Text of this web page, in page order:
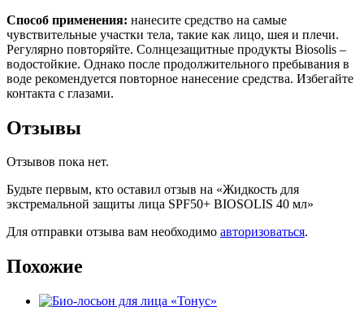
Способ применения: нанесите средство на самые
чувствительные участки тела, такие как лицо, шея и плечи.
Регулярно повторяйте. Солнцезащитные продукты Biosolis –
водостойкие. Однако после продолжительного пребывания в
воде рекомендуется повторное нанесение средства. Избегайте
контакта с глазами.
Отзывы
Отзывов пока нет.
Будьте первым, кто оставил отзыв на «Жидкость для
экстремальной защиты лица SPF50+ BIOSOLIS 40 мл»
Для отправки отзыва вам необходимо авторизоваться.
Похожие